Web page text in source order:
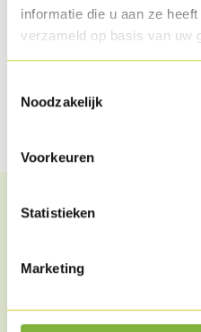
informatie die u aan ze
verzameld op basis van uw
Noodzakelijk
Voorkeuren
Statistieken
Marketing
Partager cet